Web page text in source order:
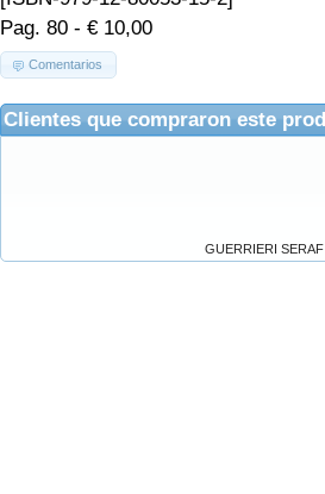
Pag. 80 - € 10,00
Comentarios
Clientes que compraron este
GUERRIERI